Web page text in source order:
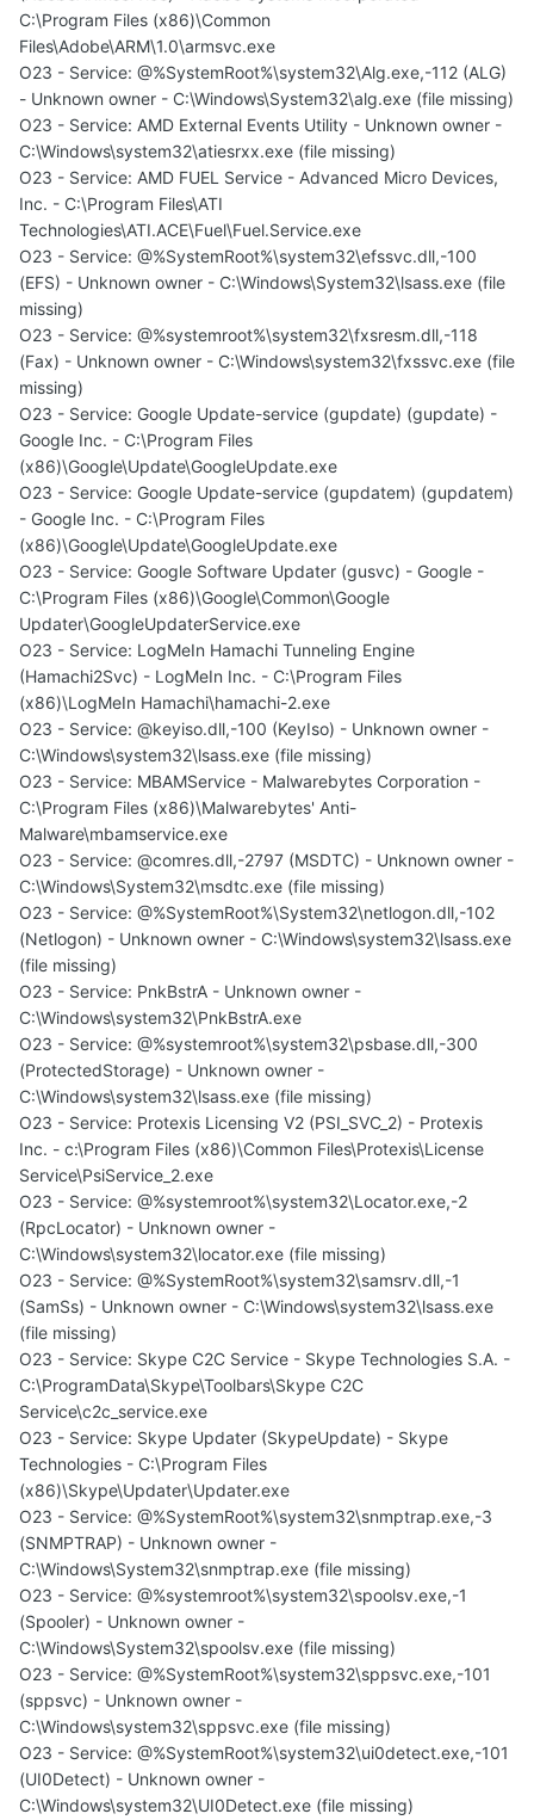
C:\Program Files (x86)\Common
Files\Adobe\ARM\1.0\armsvc.exe
O23 - Service: @%SystemRoot%\system32\Alg.exe,-112 (ALG)
- Unknown owner - C:\Windows\System32\alg.exe (file missing)
O23 - Service: AMD External Events Utility - Unknown owner -
C:\Windows\system32\atiesrxx.exe (file missing)
O23 - Service: AMD FUEL Service - Advanced Micro Devices,
Inc. - C:\Program Files\ATI
Technologies\ATI.ACE\Fuel\Fuel.Service.exe
O23 - Service: @%SystemRoot%\system32\efssvc.dll,-100
(EFS) - Unknown owner - C:\Windows\System32\lsass.exe (file
missing)
O23 - Service: @%systemroot%\system32\fxsresm.dll,-118
(Fax) - Unknown owner - C:\Windows\system32\fxssvc.exe (file
missing)
O23 - Service: Google Update-service (gupdate) (gupdate) -
Google Inc. - C:\Program Files
(x86)\Google\Update\GoogleUpdate.exe
O23 - Service: Google Update-service (gupdatem) (gupdatem)
- Google Inc. - C:\Program Files
(x86)\Google\Update\GoogleUpdate.exe
O23 - Service: Google Software Updater (gusvc) - Google -
C:\Program Files (x86)\Google\Common\Google
Updater\GoogleUpdaterService.exe
O23 - Service: LogMeIn Hamachi Tunneling Engine
(Hamachi2Svc) - LogMeIn Inc. - C:\Program Files
(x86)\LogMeIn Hamachi\hamachi-2.exe
O23 - Service: @keyiso.dll,-100 (KeyIso) - Unknown owner -
C:\Windows\system32\lsass.exe (file missing)
O23 - Service: MBAMService - Malwarebytes Corporation -
C:\Program Files (x86)\Malwarebytes' Anti-
Malware\mbamservice.exe
O23 - Service: @comres.dll,-2797 (MSDTC) - Unknown owner -
C:\Windows\System32\msdtc.exe (file missing)
O23 - Service: @%SystemRoot%\System32\netlogon.dll,-102
(Netlogon) - Unknown owner - C:\Windows\system32\lsass.exe
(file missing)
O23 - Service: PnkBstrA - Unknown owner -
C:\Windows\system32\PnkBstrA.exe
O23 - Service: @%systemroot%\system32\psbase.dll,-300
(ProtectedStorage) - Unknown owner -
C:\Windows\system32\lsass.exe (file missing)
O23 - Service: Protexis Licensing V2 (PSI_SVC_2) - Protexis
Inc. - c:\Program Files (x86)\Common Files\Protexis\License
Service\PsiService_2.exe
O23 - Service: @%systemroot%\system32\Locator.exe,-2
(RpcLocator) - Unknown owner -
C:\Windows\system32\locator.exe (file missing)
O23 - Service: @%SystemRoot%\system32\samsrv.dll,-1
(SamSs) - Unknown owner - C:\Windows\system32\lsass.exe
(file missing)
O23 - Service: Skype C2C Service - Skype Technologies S.A. -
C:\ProgramData\Skype\Toolbars\Skype C2C
Service\c2c_service.exe
O23 - Service: Skype Updater (SkypeUpdate) - Skype
Technologies - C:\Program Files
(x86)\Skype\Updater\Updater.exe
O23 - Service: @%SystemRoot%\system32\snmptrap.exe,-3
(SNMPTRAP) - Unknown owner -
C:\Windows\System32\snmptrap.exe (file missing)
O23 - Service: @%systemroot%\system32\spoolsv.exe,-1
(Spooler) - Unknown owner -
C:\Windows\System32\spoolsv.exe (file missing)
O23 - Service: @%SystemRoot%\system32\sppsvc.exe,-101
(sppsvc) - Unknown owner -
C:\Windows\system32\sppsvc.exe (file missing)
O23 - Service: @%SystemRoot%\system32\ui0detect.exe,-101
(UI0Detect) - Unknown owner -
C:\Windows\system32\UI0Detect.exe (file missing)